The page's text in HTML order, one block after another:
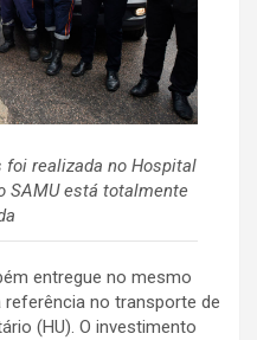
foi realizada no Hospital
SAMU está totalmente
entregue no mesmo
no transporte de
(HU). O investimento